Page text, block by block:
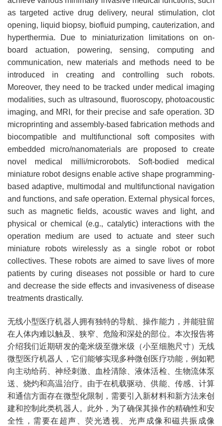
as targeted active drug delivery, neural stimulation, clot
opening, liquid biopsy, biofluid pumping, cauterization, and
hyperthermia. Due to miniaturization limitations on on-
board actuation, powering, sensing, computing and
communication, new materials and methods need to be
introduced in creating and controlling such robots.
Moreover, they need to be tracked under medical imaging
modalities, such as ultrasound, fluoroscopy, photoacoustic
imaging, and MRI, for their precise and safe operation. 3D
microprinting and assembly-based fabrication methods and
biocompatible and multifunctional soft composites with
embedded micro/nanomaterials are proposed to create
novel medical milli/microrobots. Soft-bodied medical
miniature robot designs enable active shape programming-
based adaptive, multimodal and multifunctional navigation
and functions, and safe operation. External physical forces,
such as magnetic fields, acoustic waves and light, and
physical or chemical (e.g., catalytic) interactions with the
operation medium are used to actuate and steer such
miniature robots wirelessly as a single robot or robot
collectives. These robots are aimed to save lives of more
patients by curing diseases not possible or hard to cure
and decrease the side effects and invasiveness of disease
treatments drastically.
无线小型医疗机器人拥有独特的导航、操作能力，并能驻留
在人体内难以触及、狭窄、危险和深处的部位。本次报告将
介绍我们近期研发的毫米级至微米级（小至细胞尺寸）无线
微型医疗机器人，它们能够实现多种微创医疗功能，例如靶
向主动给药、神经刺激、血栓清除、液体活检、生物流体泵
送、烧灼和高温治疗。由于在机载驱动、供能、传感、计算
和通信方面存在微型化限制，需要引入新材料和新方法来创
建和控制此类机器人。此外，为了确保其操作的精确性和安
全性，需要在超声、荧光透视、光声成像和磁共振成像